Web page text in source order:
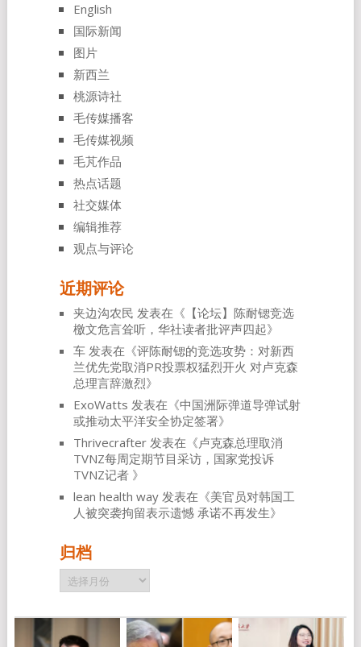
English
国际新闻
图片
新西兰
桃源诗社
毛传媒播客
毛传媒视频
毛芃作品
热点话题
社交媒体
编辑推荐
观点与评论
近期评论
夹边沟农民 发表在《 【论坛】陈耐锶竞选
檄文危言耸听，华社读者批评声四起》
车发表在《评陈耐锶的竞选攻势：对新西
兰优先党取消PR投票权猛烈开火 对卢克森
总理言辞激烈》
ExoWatts 发表在《中国洲际弹道导弹试射
或推动太平洋安全协定签署》
Thrivecrafter发表在《卢克森总理取消
TVNZ每周定期节目采访，国家党投诉
TVNZ记者 》
lean health way发表在《美官员对韩国工
人被突袭拘留表示遗憾 承诺不再发生》
归档
归
档